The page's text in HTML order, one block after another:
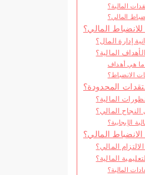
المالية؟
المالي؟
المالي؟
إدارة المال؟
المالية؟
الانضباط؟
المحدودة؟
المالية؟
المالي؟
الإيجابية؟
المالي؟
المالي؟
المالية؟
المالية؟